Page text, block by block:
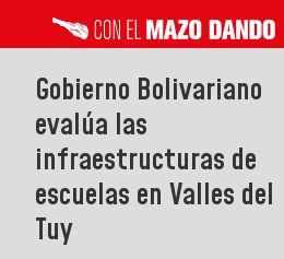
Gobierno Bolivariano
evalúa las
infraestructuras de
escuelas en Valles del
Tuy